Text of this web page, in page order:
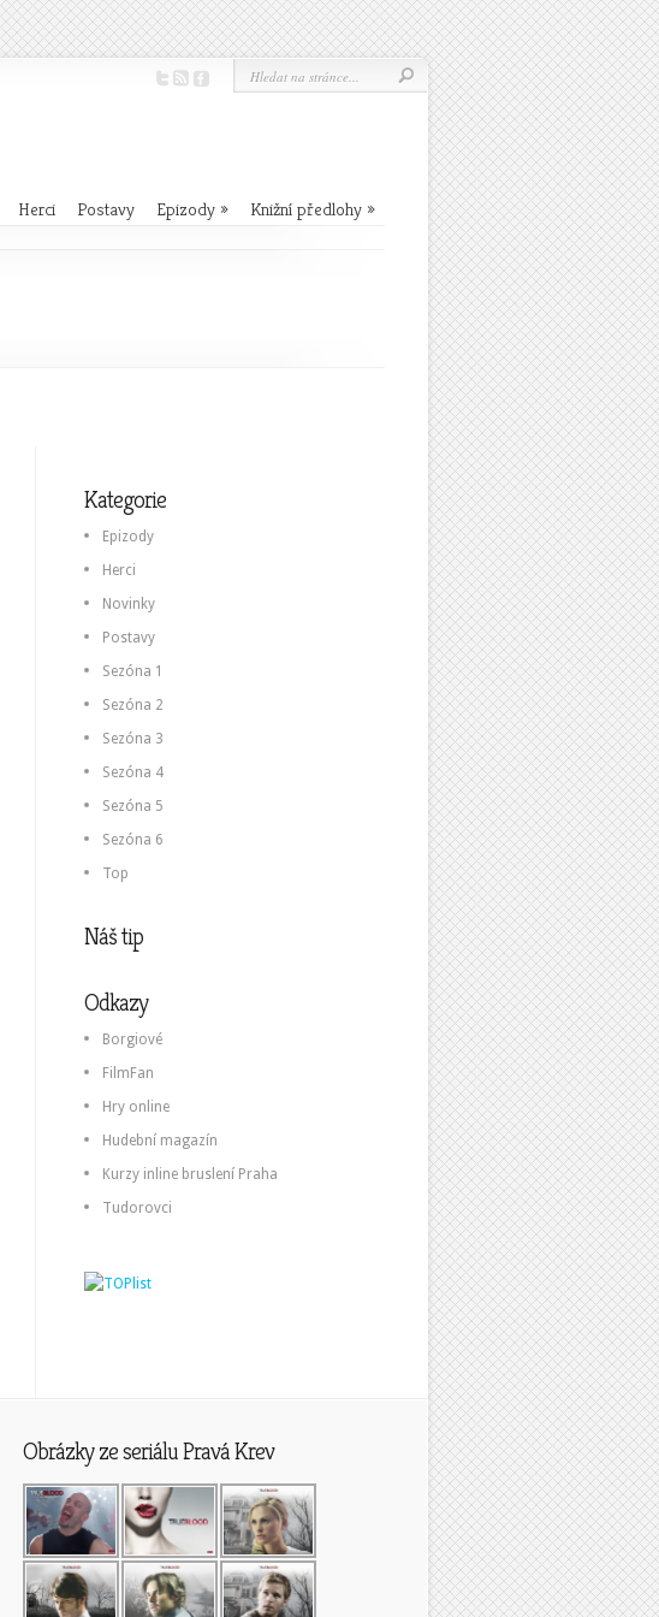
Herci Postavy Epizody » Knižní předlohy »
Kategorie
Epizody
Herci
Novinky
Postavy
Sezóna 1
Sezóna 2
Sezóna 3
Sezóna 4
Sezóna 5
Sezóna 6
Top
Náš tip
Odkazy
Borgiové
FilmFan
Hry online
Hudební magazín
Kurzy inline bruslení Praha
Tudorovci
Obrázky ze seriálu Pravá Krev